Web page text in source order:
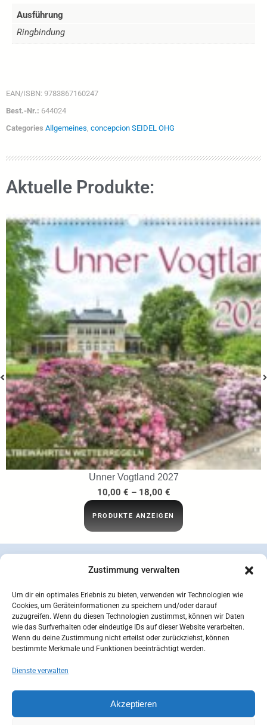
Zustimmung verwalten
Um dir ein optimales Erlebnis zu bieten, verwenden wir Technologien wie
Cookies, um Geräteinformationen zu speichern und/oder darauf
zuzugreifen. Wenn du diesen Technologien zustimmst, können wir Daten
wie das Surfverhalten oder eindeutige IDs auf dieser Website verarbeiten.
Wenn du deine Zustimmung nicht erteilst oder zurückziehst, können
bestimmte Merkmale und Funktionen beeinträchtigt werden.
Dienste verwalten
Akzeptieren
Ausführung
Ringbindung
EAN/ISBN: 9783867160247
Best.-Nr.: 644024
Categories Allgemeines, concepcion SEIDEL OHG
Aktuelle Produkte:
Unner Vogtland 2027
10,00 € – 18,00 €
PRODUKTE ANZEIGEN
Datenschutzerklärung Zahlungsarten Versandarten
AGB Impressum